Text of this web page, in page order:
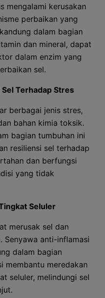
mengalami kerusakan
perbaikan yang
dalam bagian
dan mineral, dapat
dalam enzim yang
sel.
Terhadap Stres
berbagai jenis stres,
bahan kimia toksik.
bagian tumbuhan ini
resiliensi sel terhadap
dan berfungsi
yang tidak
Seluler
merusak sel dan
Senyawa anti-inflamasi
dalam bagian
membantu meredakan
seluler, melindungi sel